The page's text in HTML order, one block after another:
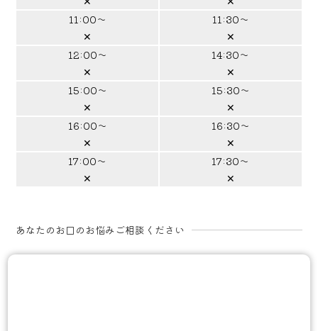
11:00～
✕
11:30～
✕
12:00～
✕
14:30～
✕
15:00～
✕
15:30～
✕
16:00～
✕
16:30～
✕
17:00～
✕
17:30～
✕
あなたのお口のお悩みご相談ください